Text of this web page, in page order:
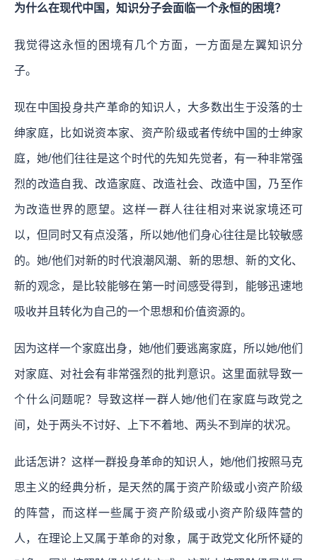
为什么在现代中国，知识分子会面临一个永恒的困境？
我觉得这永恒的困境有几个方面，一方面是左翼知识分
子。
现在中国投身共产革命的知识人，大多数出生于没落的士
绅家庭，比如说资本家、资产阶级或者传统中国的士绅家
庭，她/他们往往是这个时代的先知先觉者，有一种非常强
烈的改造自我、改造家庭、改造社会、改造中国，乃至作
为改造世界的愿望。这样一群人往往相对来说家境还可
以，但同时又有点没落，所以她/他们身心往往是比较敏感
的。她/他们对新的时代浪潮风潮、新的思想、新的文化、
新的观念，是比较能够在第一时间感受得到，能够迅速地
吸收并且转化为自己的一个思想和价值资源的。
因为这样一个家庭出身，她/他们要逃离家庭，所以她/他们
对家庭、对社会有非常强烈的批判意识。这里面就导致一
个什么问题呢？导致这样一群人她/他们在家庭与政党之
间，处于两头不讨好、上下不着地、两头不到岸的状况。
此话怎讲？这样一群投身革命的知识人，她/他们按照马克
思主义的经典分析，是天然的属于资产阶级或小资产阶级
的阵营，而这样一些属于资产阶级或小资产阶级阵营的
人，在理论上又属于革命的对象，属于政党文化所怀疑的